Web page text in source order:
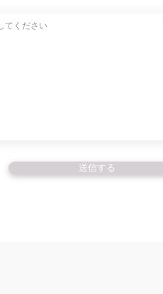
送信する